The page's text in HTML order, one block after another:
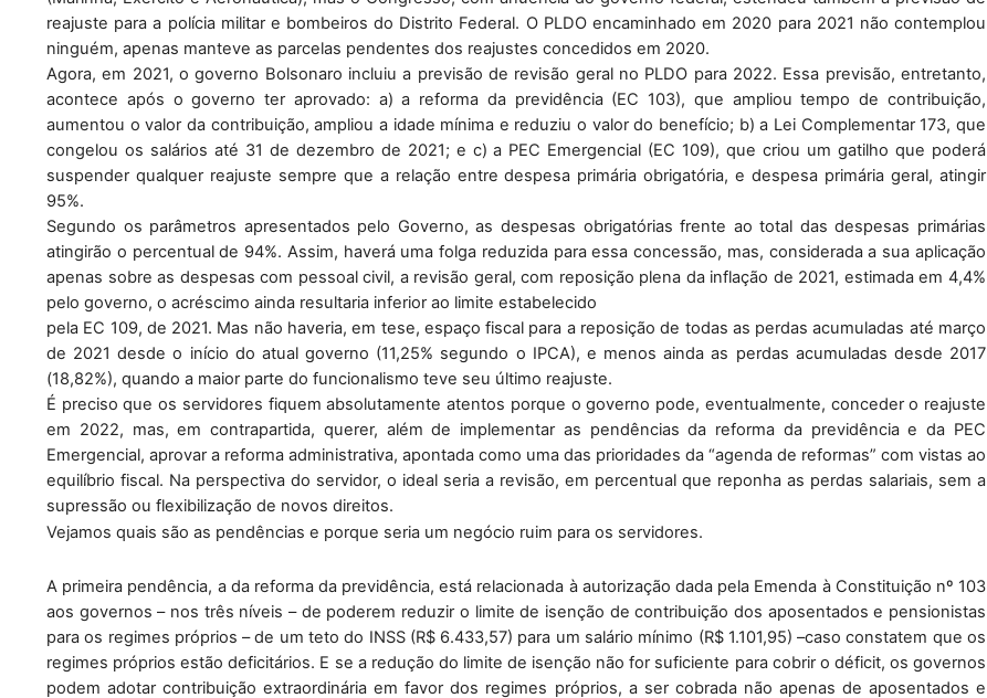
reajuste para a polícia militar e bombeiros do Distrito Federal. O PLDO encaminhado em 2020 para 2021 não contemplou
ninguém, apenas manteve as parcelas pendentes dos reajustes concedidos em 2020.
Agora, em 2021, o governo Bolsonaro incluiu a previsão de revisão geral no PLDO para 2022. Essa previsão, entretanto,
acontece após o governo ter aprovado: a) a reforma da previdência (EC 103), que ampliou tempo de contribuição,
aumentou o valor da contribuição, ampliou a idade mínima e reduziu o valor do benefício; b) a Lei Complementar 173, que
congelou os salários até 31 de dezembro de 2021; e c) a PEC Emergencial (EC 109), que criou um gatilho que poderá
suspender qualquer reajuste sempre que a relação entre despesa primária obrigatória, e despesa primária geral, atingir
95%.
Segundo os parâmetros apresentados pelo Governo, as despesas obrigatórias frente ao total das despesas primárias
atingirão o percentual de 94%. Assim, haverá uma folga reduzida para essa concessão, mas, considerada a sua aplicação
apenas sobre as despesas com pessoal civil, a revisão geral, com reposição plena da inflação de 2021, estimada em 4,4%
pelo governo, o acréscimo ainda resultaria inferior ao limite estabelecido
pela EC 109, de 2021. Mas não haveria, em tese, espaço fiscal para a reposição de todas as perdas acumuladas até março
de 2021 desde o início do atual governo (11,25% segundo o IPCA), e menos ainda as perdas acumuladas desde 2017
(18,82%), quando a maior parte do funcionalismo teve seu último reajuste.
É preciso que os servidores fiquem absolutamente atentos porque o governo pode, eventualmente, conceder o reajuste
em 2022, mas, em contrapartida, querer, além de implementar as pendências da reforma da previdência e da PEC
Emergencial, aprovar a reforma administrativa, apontada como uma das prioridades da “agenda de reformas” com vistas ao
equilíbrio fiscal. Na perspectiva do servidor, o ideal seria a revisão, em percentual que reponha as perdas salariais, sem a
supressão ou flexibilização de novos direitos.
Vejamos quais são as pendências e porque seria um negócio ruim para os servidores.
A primeira pendência, a da reforma da previdência, está relacionada à autorização dada pela Emenda à Constituição nº 103
aos governos – nos três níveis – de poderem reduzir o limite de isenção de contribuição dos aposentados e pensionistas
para os regimes próprios – de um teto do INSS (R$ 6.433,57) para um salário mínimo (R$ 1.101,95) –caso constatem que os
regimes próprios estão deficitários. E se a redução do limite de isenção não for suficiente para cobrir o déficit, os governos
podem adotar contribuição extraordinária em favor dos regimes próprios, a ser cobrada não apenas de aposentados e